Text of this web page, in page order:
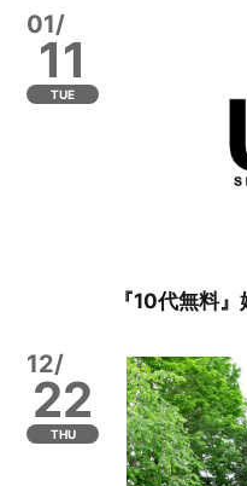
01/
11
TUE
『10代無料
12/
22
THU